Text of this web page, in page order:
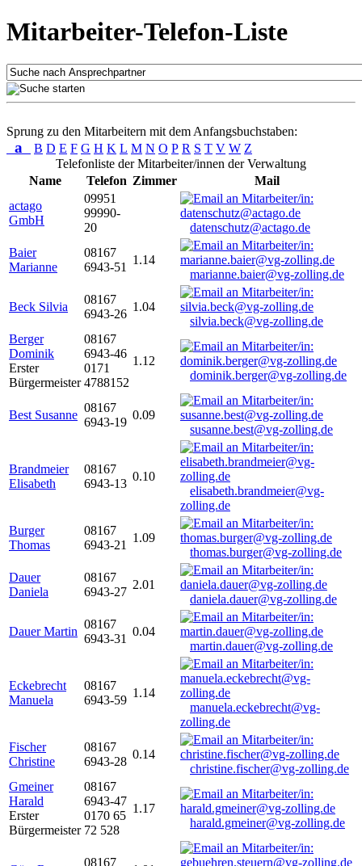
Mitarbeiter-Telefon-Liste
Sprung zu den Mitarbeitern mit dem Anfangsbuchstaben:
a B D E F G H K L M N O P R S T V W Z
Telefonliste der Mitarbeiter/innen der Verwaltung
Name
Telefon Zimmer
Mail
actago
GmbH
09951
99990-
20
datenschutz@actago.de
Baier
Marianne
08167
6943-51
1.14
marianne.baier@vg-zolling.de
Beck Silvia
08167
6943-26
1.04
silvia.beck@vg-zolling.de
Berger
Dominik
Erster
Bürgermeister
08167
6943-46
0171
4788152
1.12
dominik.berger@vg-zolling.de
Best Susanne
08167
6943-19
0.09
susanne.best@vg-zolling.de
Brandmeier
Elisabeth
08167
6943-13
0.10
elisabeth.brandmeier@vg-
zolling.de
Burger
Thomas
08167
6943-21
1.09
thomas.burger@vg-zolling.de
Dauer
Daniela
08167
6943-27
2.01
daniela.dauer@vg-zolling.de
Dauer Martin
08167
6943-31
0.04
martin.dauer@vg-zolling.de
Eckebrecht
Manuela
08167
6943-59
1.14
manuela.eckebrecht@vg-
zolling.de
Fischer
Christine
08167
6943-28
0.14
christine.fischer@vg-zolling.de
Gmeiner
Harald
Erster
Bürgermeister
08167
6943-47
0170 65
72 528
1.17
harald.gmeiner@vg-zolling.de
08167